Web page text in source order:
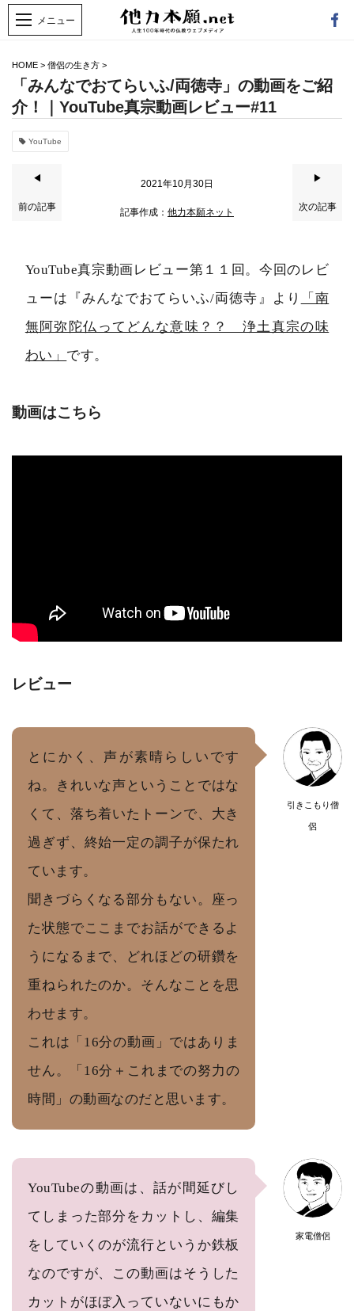
HOME > 僧侶の生き方 >
「みんなでおてらいふ/両徳寺」の動画をご紹
介！｜YouTube真宗動画レビュー#11
YouTube
◀
前の記事
2021年10月30日
記事作成： 他力本願ネット
▶
次の記事
YouTube真宗動画レビュー第１１回。今回のレビ
ューは『みんなでおてらいふ/両徳寺』より
「南
無阿弥陀仏ってどんな意味？？ 浄土真宗の味
わい」 です。
動画はこちら
レビュー
引きこもり僧
侶
とにかく、声が素晴らしいです
ね。きれいな声ということではな
くて、落ち着いたトーンで、大き
過ぎず、終始一定の調子が保たれ
ています。
聞きづらくなる部分もない。座っ
た状態でここまでお話ができるよ
うになるまで、どれほどの研鑽を
重ねられたのか。そんなことを思
わせます。
これは「16分の動画」ではありま
せん。「16分＋これまでの努力の
時間」の動画なのだと思います。
家電僧侶
YouTubeの動画は、話が間延びし
てしまった部分をカットし、編集
をしていくのが流行というか鉄板
なのですが、この動画はそうした
カットがほぼ入っていないにもか